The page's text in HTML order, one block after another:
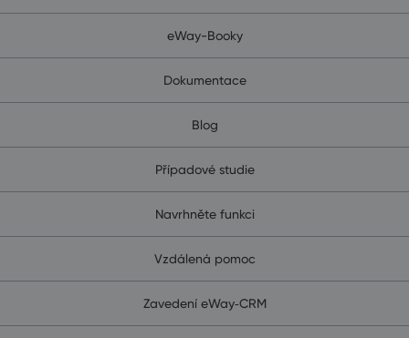
eWay-Booky
Dokumentace
Blog
Případové studie
Navrhněte funkci
Vzdálená pomoc
Zavedení eWay‑CRM